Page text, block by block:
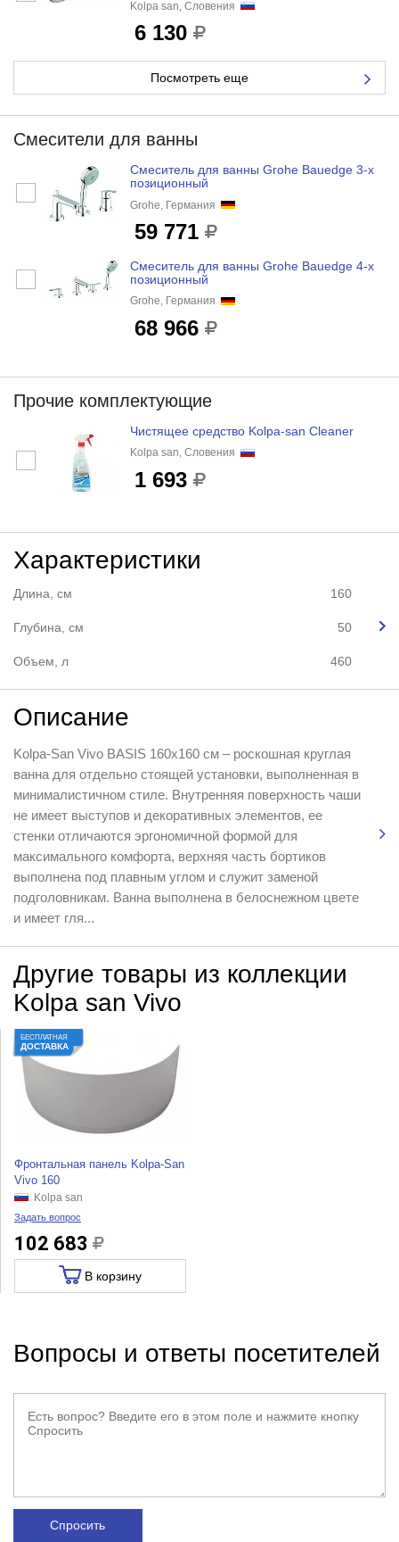
Kolpa san, Словения
6 130
Посмотреть еще
Смесители для ванны
Смеситель для ванны Grohe Bauedge 3-х
позиционный
Grohe, Германия
59 771
Смеситель для ванны Grohe Bauedge 4-х
позиционный
Grohe, Германия
68 966
Прочие комплектующие
Чистящее средство Kolpa-san Cleaner
Kolpa san, Словения
1 693
Характеристики
Длина, см 160
Глубина, см 50
Объем, л 460
Описание
Kolpa-San Vivo BASIS 160x160 см – роскошная круглая
ванна для отдельно стоящей установки, выполненная в
минималистичном стиле. Внутренняя поверхность чаши
не имеет выступов и декоративных элементов, ее
стенки отличаются эргономичной формой для
максимального комфорта, верхняя часть бортиков
выполнена под плавным углом и служит заменой
подголовникам. Ванна выполнена в белоснежном цвете
и имеет гля...
Другие товары из коллекции
Kolpa san Vivo
БЕСПЛАТНАЯ
ДОСТАВКА
Фронтальная панель Kolpa-San
Vivo 160
Kolpa san
Задать вопрос
102 683
В корзину
Вопросы и ответы посетителей
Спросить